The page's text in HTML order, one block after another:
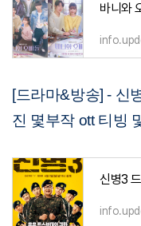
[드라마&방송] - 신
진 몇부작 ott 티빙